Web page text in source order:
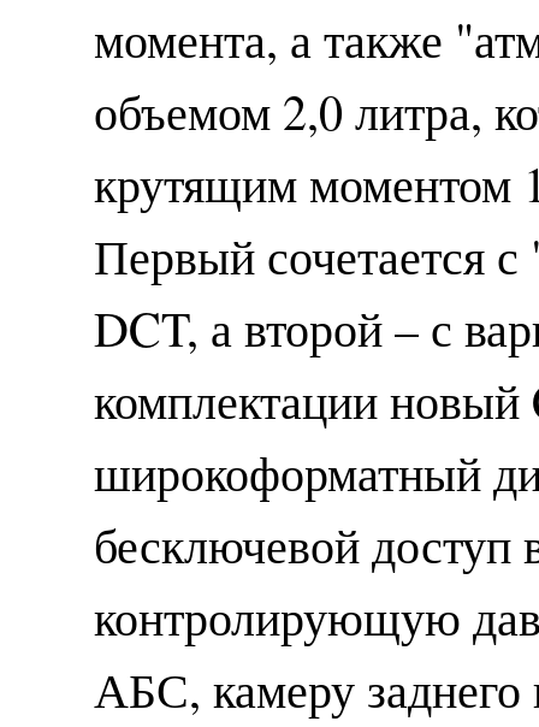
момента, а также
объемом 2,0 литра,
крутящим моментом
Первый сочетается
DCT, а второй – с
комплектации
широкоформатный
бесключевой доступ
контролирующую
АБС, камеру заднего